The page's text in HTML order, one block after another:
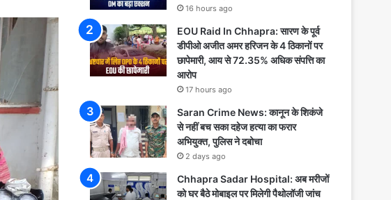
16 hours ago
EOU Raid In Chhapra: सारण के पूर्व
डीपीओ अजीत अमर हरिजन के 4 ठिकानों पर
छापेमारी, आय से 72.35% अधिक संपत्ति का
आरोप
17 hours ago
Saran Crime News: कानून के शिकंजे
से नहीं बच सका दहेज हत्या का फरार
अभियुक्त, पुलिस ने दबोचा
2 days ago
Chhapra Sadar Hospital: अब मरीजों
को घर बैठे मोबाइल पर मिलेगी पैथोलॉजी जांच